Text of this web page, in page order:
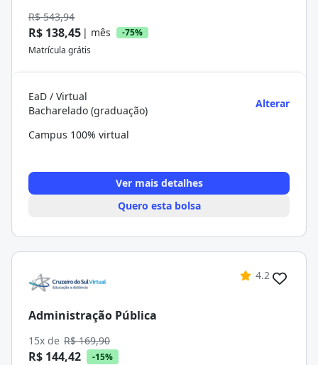
R$ 543,94
R$ 138,45 | mês
-75%
Matrícula grátis
EaD / Virtual
Bacharelado (graduação)
Alterar
Campus 100% virtual
Ver mais detalhes
Quero esta bolsa
4.2
Administração Pública
15x de R$ 169,90
R$ 144,42 -15%